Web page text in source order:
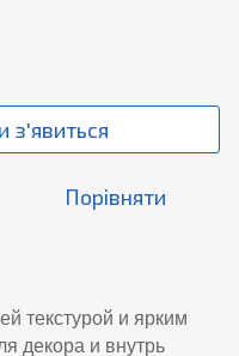
з'явиться
Порівняти
текстурой и ярким
декора и внутрь